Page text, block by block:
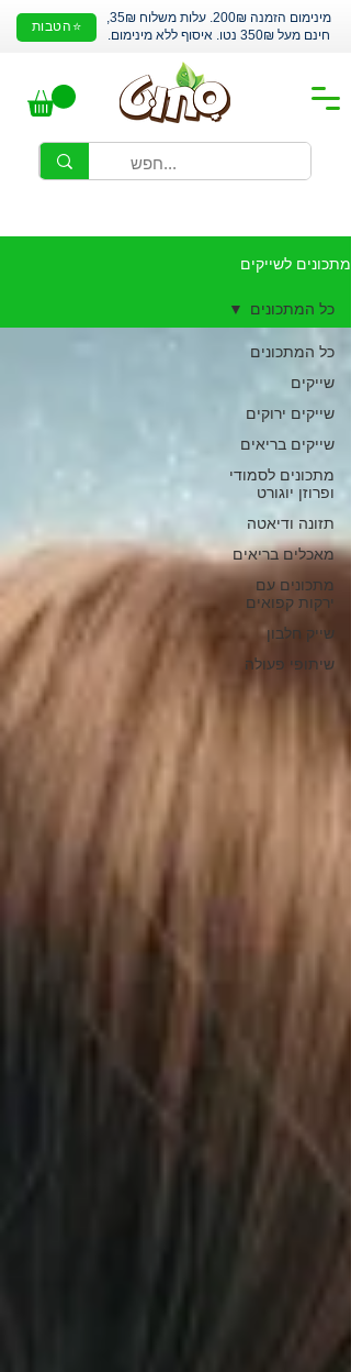
⭐הטבות
מינימום הזמנה 200₪. עלות משלוח 35₪,
חינם מעל 350₪ נטו. איסוף ללא מינימום.
מתכונים לשייקים
כל המתכונים
שייקים
שייקים ירוקים
שייקים בריאים
מתכונים לסמודי
ופרוזן יוגורט
תזונה ודיאטה
מאכלים בריאים
מתכונים עם
ירקות קפואים
שייק חלבון
שיתופי פעולה
כל המתכונים